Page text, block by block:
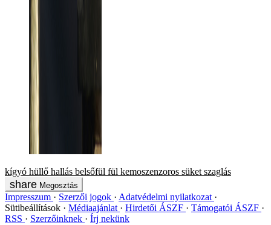
kígyó hüllő hallás belsőfül fül kemoszenzoros süket szaglás
Megosztás
Impresszum Szerzői jogok
Adatvédelmi nyilatkozat
Sütibeállítások
Médiaajánlat Hirdetői ÁSZF
Támogatói ÁSZF
RSS
Szerzőinknek Írj nekünk